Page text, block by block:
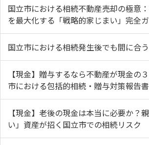
国立市における相続不動産売却の極意
を最大化する「戦略的家じまい」完全
国立市における相続発生後でも間に合
【現金】贈与するなら不動産が現金の
市における包括的相続・贈与対策報告書
【現金】老後の現金は本当に必要か？
い」資産が招く国立市での相続リスク